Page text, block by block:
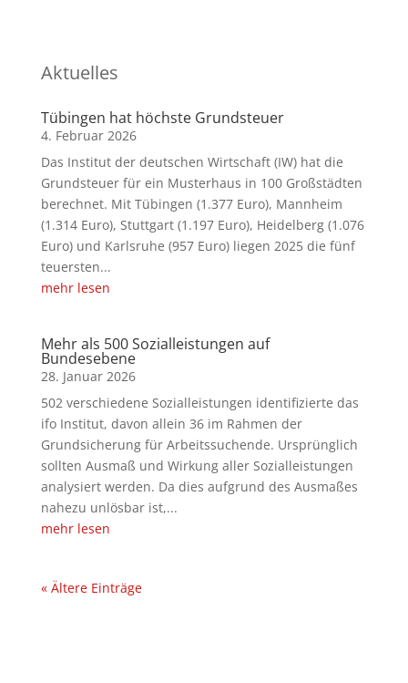
Aktuelles
Tübingen hat höchste Grundsteuer
Das Institut der deutschen Wirtschaft (IW) hat die
Grundsteuer für ein Musterhaus in 100 Großstädten
berechnet. Mit Tübingen (1.377 Euro), Mannheim
(1.314 Euro), Stuttgart (1.197 Euro), Heidelberg (1.076
Euro) und Karlsruhe (957 Euro) liegen 2025 die fünf
teuersten...
mehr lesen
Mehr als 500 Sozialleistungen auf
Bundesebene
502 verschiedene Sozialleistungen identifizierte das
ifo Institut, davon allein 36 im Rahmen der
Grundsicherung für Arbeitssuchende. Ursprünglich
sollten Ausmaß und Wirkung aller Sozialleistungen
analysiert werden. Da dies aufgrund des Ausmaßes
nahezu unlösbar ist,...
mehr lesen
« Ältere Einträge